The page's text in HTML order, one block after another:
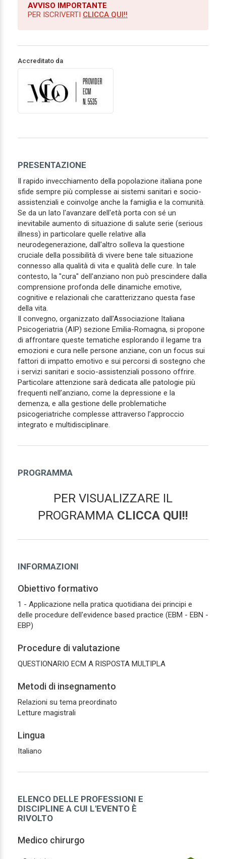
AVVISO IMPORTANTE
PER ISCRIVERTI CLICCA QUI!!
Accreditato da
PRESENTAZIONE
Il rapido invecchiamento della popolazione italiana pone
sfide sempre più complesse ai sistemi sanitari e socio-
assistenziali e coinvolge anche la famiglia e la comunità.
Se da un lato l'avanzare dell'età porta con sé un
inevitabile aumento di situazione di salute serie (serious
illness) in particolare quelle relative alla
neurodegenerazione, dall'altro solleva la questione
cruciale della possibilità di vivere bene tale situazione
connesso alla qualità di vita e qualità delle cure. In tale
contesto, la "cura" dell'anziano non può prescindere dalla
comprensione profonda delle dinamiche emotive,
cognitive e relazionali che caratterizzano questa fase
della vita.
Il convegno, organizzato dall'Associazione Italiana
Psicogeriatria (AIP) sezione Emilia-Romagna, si propone
di affrontare queste tematiche esplorando il legame tra
emozioni e cura nelle persone anziane, con un focus sui
fattori di impatto emotivo e sui percorsi di sostegno che
i servizi sanitari e socio-assistenziali possono offrire.
Particolare attenzione sarà dedicata alle patologie più
frequenti nell’anziano, come la depressione e la
demenza, e alla gestione delle problematiche
psicogeriatriche complesse attraverso l’approccio
integrato e multidisciplinare.
PROGRAMMA
PER VISUALIZZARE IL
PROGRAMMA CLICCA QUI!!
INFORMAZIONI
Obiettivo formativo
1 - Applicazione nella pratica quotidiana dei principi e
delle procedure dell'evidence based practice (EBM - EBN -
EBP)
Procedure di valutazione
QUESTIONARIO ECM A RISPOSTA MULTIPLA
Metodi di insegnamento
Relazioni su tema preordinato
Letture magistrali
Lingua
Italiano
ELENCO DELLE PROFESSIONI E
DISCIPLINE A CUI L'EVENTO È
RIVOLTO
Medico chirurgo